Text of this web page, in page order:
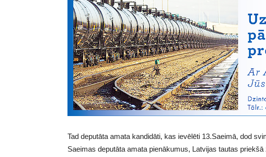
Tad deputāta amata kandidāti, kas ievēlēti 13.Saeimā, dod
Saeimas deputāta amata pienākumus, Latvijas tautas